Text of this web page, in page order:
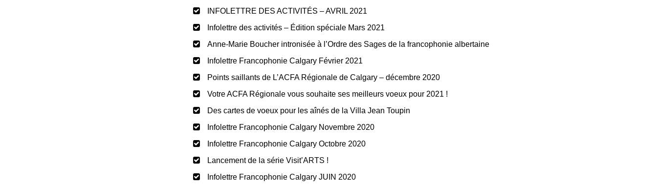
INFOLETTRE DES ACTIVITÉS – AVRIL 2021
Infolettre des activités – Édition spéciale Mars 2021
Anne-Marie Boucher intronisée à l’Ordre des Sages de la francophonie albertaine
Infolettre Francophonie Calgary Février 2021
Points saillants de L’ACFA Régionale de Calgary – décembre 2020
Votre ACFA Régionale vous souhaite ses meilleurs voeux pour 2021 !
Des cartes de voeux pour les aînés de la Villa Jean Toupin
Infolettre Francophonie Calgary Novembre 2020
Infolettre Francophonie Calgary Octobre 2020
Lancement de la série Visit’ARTS !
Infolettre Francophonie Calgary JUIN 2020